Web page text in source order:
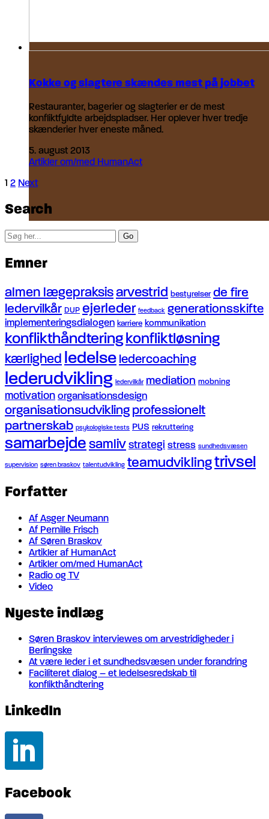
Kokke og slagtere skændes mest på jobbet
Restauranter, bagerier og slagterier er de mest
konfliktfyldte arbejdspladser. Her oplever hver tredje
skænderier hver eneste måned.
5. august 2013
Artikler om/med HumanAct
1 2 Next
Search
Search
for:
Emner
almen lægepraksisarvestrid bestyrelser de fire
ledervilkår DUP ejerleder feedback generationsskifte
implementeringsdialogen karriere kommunikation
konflikthåndteringkonfliktløsning
kærlighed ledelse ledercoaching
lederudvikling ledervilkår mediation mobning
motivationorganisationsdesign
organisationsudviklingprofessionelt
partnerskab psykologiske tests PUS rekruttering
samarbejdesamlivstrategi stress sundhedsvæsen
supervision søren braskov talentudvikling teamudviklingtrivsel
Forfatter
Af Asger Neumann
Af Pernille Frisch
Af Søren Braskov
Artikler af HumanAct
Artikler om/med HumanAct
Radio og TV
Video
Nyeste indlæg
Søren Braskov interviewes om arvestridigheder i
Berlingske
At være leder i et sundhedsvæsen under forandring
Faciliteret dialog – et ledelsesredskab til
konflikthåndtering
LinkedIn
Facebook